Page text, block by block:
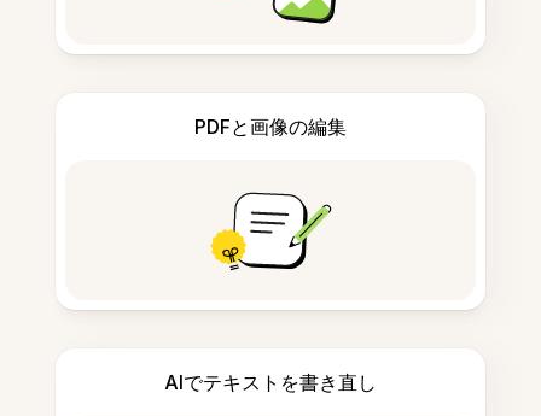
PDFと画像の編集
AIでテキストを書き直し